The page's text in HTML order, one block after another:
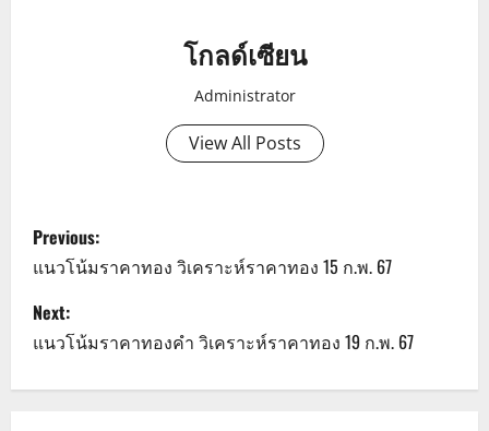
โกลด์เซียน
Administrator
View All Posts
P
o
s
t
Previous:
แนวโน้มราคาทอง วิเคราะห์ราคาทอง 15 ก.พ. 67
Next:
แนวโน้มราคาทองคำ วิเคราะห์ราคาทอง 19 ก.พ. 67